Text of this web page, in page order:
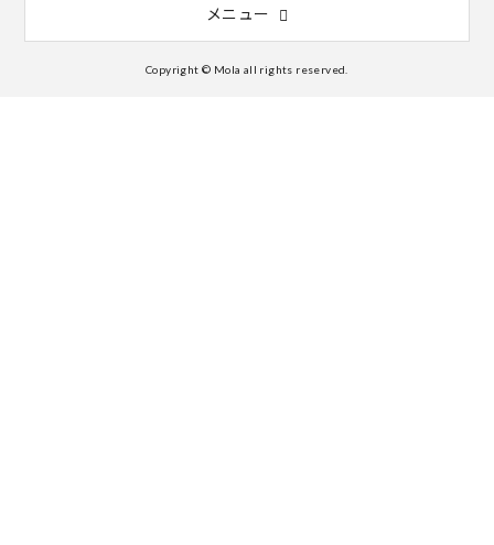
メニュー
Copyright © Mola all rights reserved.